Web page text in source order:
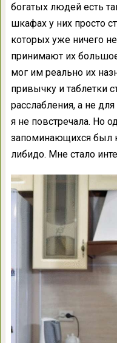
богатых людей есть
шкафах у них просто
которых уже ничего
принимают их
мог им реально их
привычку и таблетки
расслабления, а не
я не повстречала. Но
запоминающихся был
либидо. Мне стало